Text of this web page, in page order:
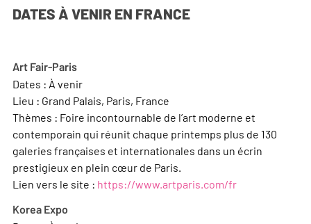
DATES À VENIR EN FRANCE
Art Fair-Paris
Dates : À venir
Lieu : Grand Palais, Paris, France
Thèmes : Foire incontournable de l’art moderne et
contemporain qui réunit chaque printemps plus de 130
galeries françaises et internationales dans un écrin
prestigieux en plein cœur de Paris.
Lien vers le site : https://www.artparis.com/fr
Korea Expo